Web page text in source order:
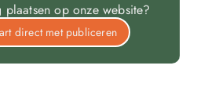
op onze website?
direct met publiceren